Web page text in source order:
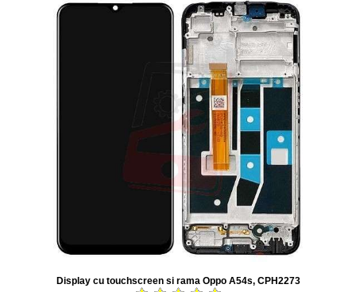
Display cu touchscreen si rama Oppo A54s, CPH2273